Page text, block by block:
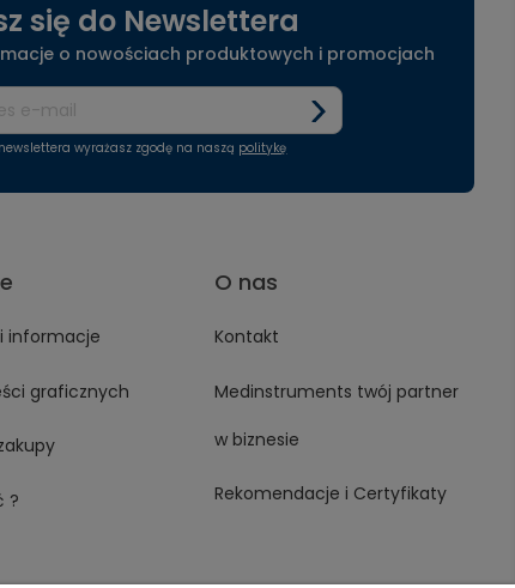
się do Newslettera
o nowościach produktowych i promocjach
wyrażasz zgodę na naszą politykę
informacje
graficznych
?
O nas
Kontakt
Medinstruments twój partner
w biznesie
Rekomendacje i Certyfikaty